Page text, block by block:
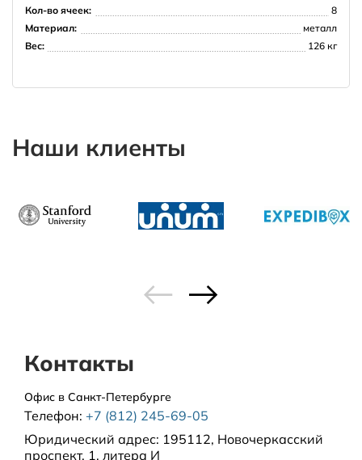
Кол-во ячеек:
8
Материал:
металл
Вес:
126 кг
Наши клиенты
Контакты
Офис в Санкт-Петербурге
Телефон: +7 (812) 245-69-05
Юридический адрес: 195112, Новочеркасский
проспект, 1, литера И